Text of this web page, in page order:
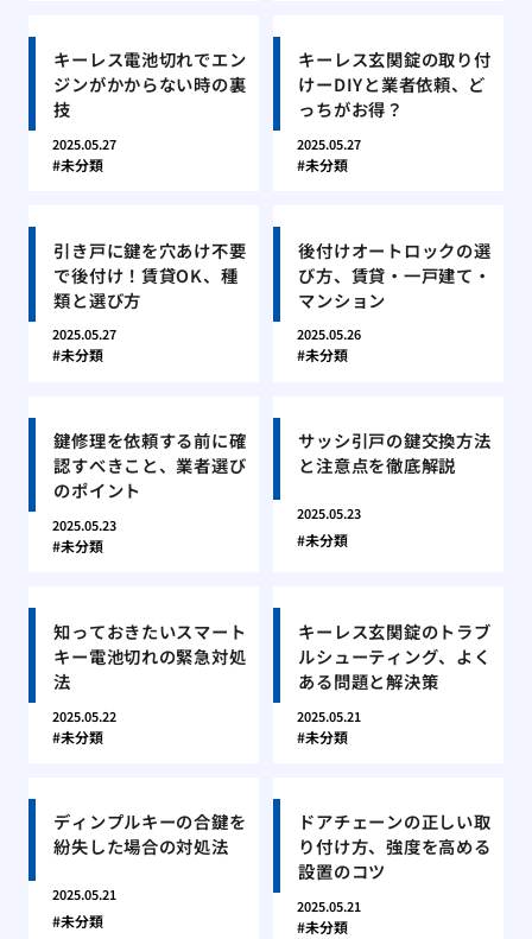
キーレス電池切れでエン
ジンがかからない時の裏
技
2025.05.27
未分類
キーレス玄関錠の取り付
けーDIYと業者依頼、ど
っちがお得？
2025.05.27
未分類
引き戸に鍵を穴あけ不要
で後付け！賃貸OK、種
類と選び方
2025.05.27
未分類
後付けオートロックの選
び方、賃貸・一戸建て・
マンション
2025.05.26
未分類
鍵修理を依頼する前に確
認すべきこと、業者選び
のポイント
2025.05.23
未分類
サッシ引戸の鍵交換方法
と注意点を徹底解説
2025.05.23
未分類
知っておきたいスマート
キー電池切れの緊急対処
法
2025.05.22
未分類
キーレス玄関錠のトラブ
ルシューティング、よく
ある問題と解決策
2025.05.21
未分類
ディンプルキーの合鍵を
紛失した場合の対処法
2025.05.21
未分類
ドアチェーンの正しい取
り付け方、強度を高める
設置のコツ
2025.05.21
未分類